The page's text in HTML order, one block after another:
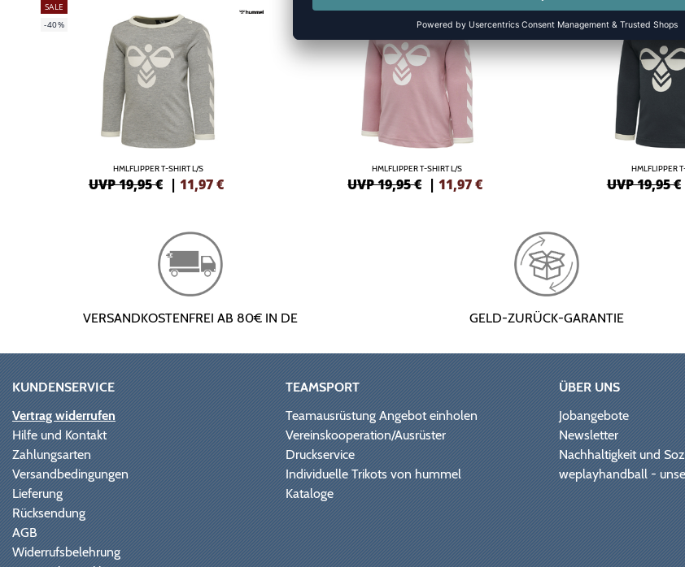
SALE
-40%
HMLFLIPPER T-SHIRT L/S
UVP 19,95 € | 11,97€
SALE
HMLFLIPPER T-SHIRT L/S
UVP 19,95 € |11,97€
-40%
HMLFLIPPER
UVP 19,95 €
VERSANDKOSTENFREI AB 80€ IN DE GELD-ZURÜCK-GARANTIE
KUNDENSERVICE
Vertrag widerrufen
Hilfe und Kontakt
Zahlungsarten
Versandbedingungen
Lieferung
Rücksendung
AGB
Widerrufsbelehrung
TEAMSPORT
Teamausrüstung Angebot einholen
Vereinskooperation/Ausrüster
Druckservice
Individuelle Trikots von hummel
Kataloge
ÜBER UNS
Jobangebote
Newsletter
Nachhaltigkeit und
weplayhandball -